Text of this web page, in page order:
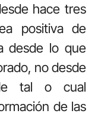
hace tres
positiva de
desde lo que
no desde
tal o cual
de las